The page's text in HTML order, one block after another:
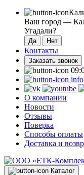
Ваш город —
Угадали?
Контакты
Заказать звонок
О компании
Новости
Отзывы
Поверка
Способы оплаты
Доставка и
Каталог